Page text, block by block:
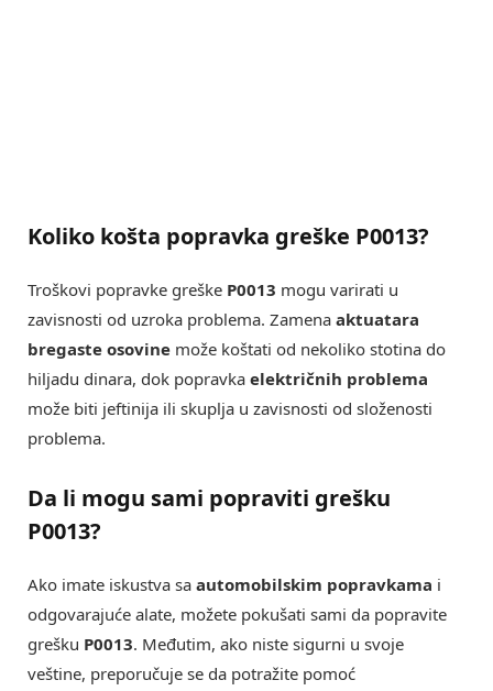
Koliko košta popravka greške P0013?
Troškovi popravke greške P0013 mogu varirati u
zavisnosti od uzroka problema. Zamena aktuatara
bregaste osovine može koštati od nekoliko stotina do
hiljadu dinara, dok popravka električnih problema
može biti jeftinija ili skuplja u zavisnosti od složenosti
problema.
Da li mogu sami popraviti grešku
P0013?
Ako imate iskustva sa automobilskim popravkama i
odgovarajuće alate, možete pokušati sami da popravite
grešku P0013. Međutim, ako niste sigurni u svoje
veštine, preporučuje se da potražite pomoć